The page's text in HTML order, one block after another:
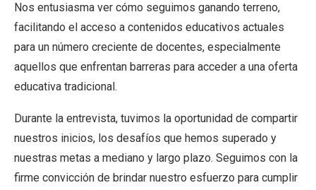
Nos entusiasma ver cómo seguimos ganando terreno,
facilitando el acceso a contenidos educativos actuales
para un número creciente de docentes, especialmente
aquellos que enfrentan barreras para acceder a una oferta
educativa tradicional.
Durante la entrevista, tuvimos la oportunidad de compartir
nuestros inicios, los desafíos que hemos superado y
nuestras metas a mediano y largo plazo. Seguimos con la
firme convicción de brindar nuestro esfuerzo para cumplir